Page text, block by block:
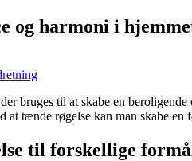
og harmoni i
bruges til at skabe en
at tænde røgelse kan man skabe
til forskellige